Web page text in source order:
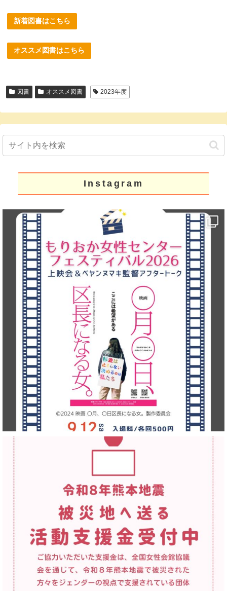
新着図書はこちら
オススメ図書はこちら
図書 オススメ図書 2023年度
Instagram